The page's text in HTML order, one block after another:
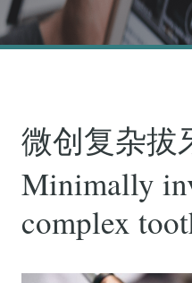
微创复杂拔
Minimally
complex